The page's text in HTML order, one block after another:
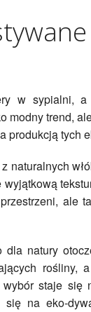
w sypialni,
modny trend,
produkcją tych
naturalnych
ale
natury
rośliny,
staje
na eko-